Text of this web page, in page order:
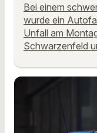
Bei einem
wurde ein
Unfall am
Schwarzenfeld